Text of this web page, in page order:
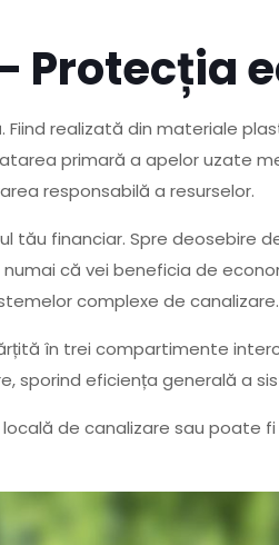
Protecția
Fiind realizată din materiale
primară a apelor uzate
responsabilă a resurselor.
financiar. Spre deosebire
că vei beneficia de
complexe de canalizare.
în trei compartimente
sporind eficiența generală a
de canalizare sau poate